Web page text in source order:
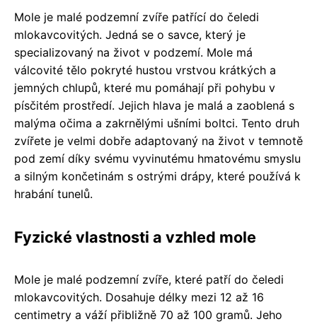
Mole je malé podzemní zvíře patřící do čeledi
mlokavcovitých. Jedná se o savce, který je
specializovaný na život v podzemí. Mole má
válcovité tělo pokryté hustou vrstvou krátkých a
jemných chlupů, které mu pomáhají při pohybu v
písčitém prostředí. Jejich hlava je malá a zaoblená s
malýma očima a zakrnělými ušními boltci. Tento druh
zvířete je velmi dobře adaptovaný na život v temnotě
pod zemí díky svému vyvinutému hmatovému smyslu
a silným končetinám s ostrými drápy, které používá k
hrabání tunelů.
Fyzické vlastnosti a vzhled mole
Mole je malé podzemní zvíře, které patří do čeledi
mlokavcovitých. Dosahuje délky mezi 12 až 16
centimetry a váží přibližně 70 až 100 gramů. Jeho